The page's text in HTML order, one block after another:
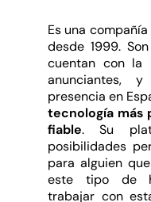
Es una
desde 1999.
cuentan con la
anunciantes,
presencia en
tecnología más
fiable. Su
posibilidades
para alguien
este tipo de
trabajar con